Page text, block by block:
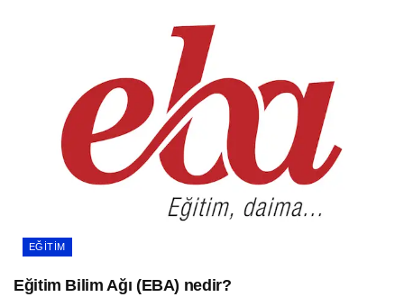
EĞITIM
Eğitim Bilim Ağı (EBA) nedir?